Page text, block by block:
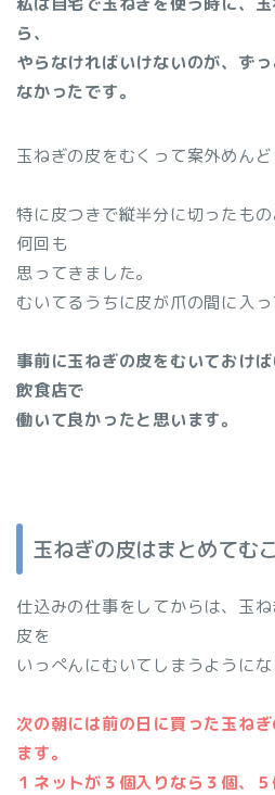
ら、
やらなければいけないのが、ず
なかったです。
玉ねぎの皮をむくって案外めん
特に皮つきで縦半分に切ったも
何回も
思ってきました。
むいてるうちに皮が爪の間に入っ
事前に玉ねぎの皮をむいておけば
飲食店で
働いて良かったと思います。
玉ねぎの皮はまとめてむ
仕込みの仕事をしてからは、玉
皮を
いっぺんにむいてしまうようにな
次の朝には前の日に買った玉ね
ます。
１ネットが３個入りなら３個、